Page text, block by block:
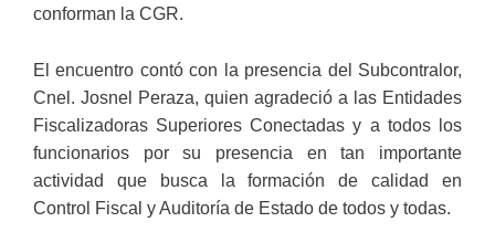
conforman la CGR.
El encuentro contó con la presencia del Subcontralor,
Cnel. Josnel Peraza, quien agradeció a las Entidades
Fiscalizadoras Superiores Conectadas y a todos los
funcionarios por su presencia en tan importante
actividad que busca la formación de calidad en
Control Fiscal y Auditoría de Estado de todos y todas.